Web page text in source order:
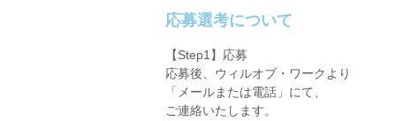
応募選考について
【Step1】応募
応募後、ウィルオブ・ワークより
「メールまたは電話」にて、
ご連絡いたします。